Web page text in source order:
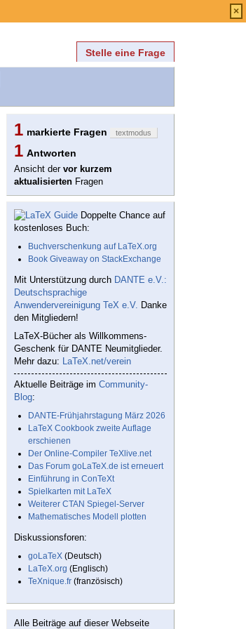
Stelle eine Frage
1 markierte Fragen textmodus
1 Antworten
Ansicht der vor kurzem
aktualisierten Fragen
Doppelte Chance auf
kostenloses Buch:
Buchverschenkung auf LaTeX.org
Book Giveaway on StackExchange
Mit Unterstützung durch DANTE e.V.:
Deutschsprachige
Anwendervereinigung TeX e.V. Danke
den Mitgliedern!
LaTeX-Bücher als Willkommens-
Geschenk für DANTE Neumitglieder.
Mehr dazu: LaTeX.net/verein
Aktuelle Beiträge im Community-
Blog:
DANTE-Frühjahrstagung März 2026
LaTeX Cookbook zweite Auflage
erschienen
Der Online-Compiler TeXlive.net
Das Forum goLaTeX.de ist erneuert
Einführung in ConTeXt
Spielkarten mit LaTeX
Weiterer CTAN Spiegel-Server
Mathematisches Modell plotten
Diskussionsforen:
goLaTeX (Deutsch)
LaTeX.org (Englisch)
TeXnique.fr (französisch)
Alle Beiträge auf dieser Webseite
×